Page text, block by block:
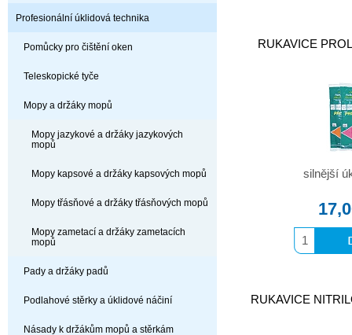
Profesionální úklidová technika
Pomůcky pro čištění oken
Teleskopické tyče
Mopy a držáky mopů
Mopy jazykové a držáky jazykových
mopů
Mopy kapsové a držáky kapsových mopů
Mopy třásňové a držáky třásňových mopů
Mopy zametací a držáky zametacích
mopů
Pady a držáky padů
Podlahové stěrky a úklidové náčiní
Násady k držákům mopů a stěrkám
RUKAVICE
silnější
RUKAVICE